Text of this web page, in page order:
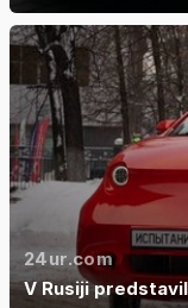
24ur.com
V Rusiji